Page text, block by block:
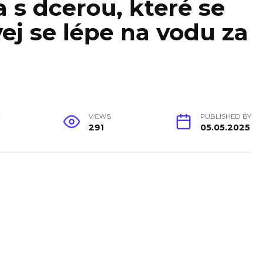
s dcerou, které se
se lépe na vodu za
VIEWS
291
PUBLISHED BY
05.05.2025